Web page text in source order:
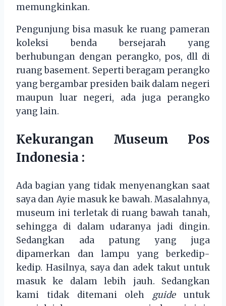
memungkinkan.
Pengunjung bisa masuk ke ruang pameran
koleksi benda bersejarah yang
berhubungan dengan perangko, pos, dll di
ruang basement. Seperti beragam perangko
yang bergambar presiden baik dalam negeri
maupun luar negeri, ada juga perangko
yang lain.
Kekurangan Museum Pos
Indonesia :
Ada bagian yang tidak menyenangkan saat
saya dan Ayie masuk ke bawah. Masalahnya,
museum ini terletak di ruang bawah tanah,
sehingga di dalam udaranya jadi dingin.
Sedangkan ada patung yang juga
dipamerkan dan lampu yang berkedip-
kedip. Hasilnya, saya dan adek takut untuk
masuk ke dalam lebih jauh. Sedangkan
kami tidak ditemani oleh guideuntuk